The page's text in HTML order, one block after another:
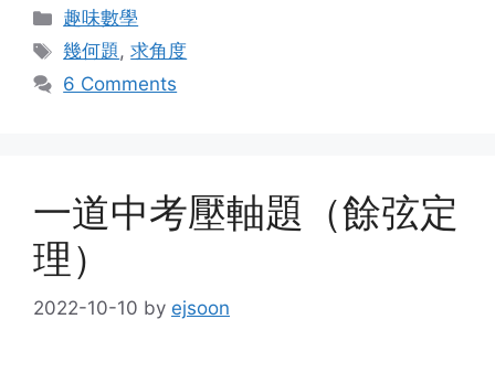
Categories
趣味數學
Tags
幾何題,求角度
6 Comments
一道中考壓軸題（餘弦定
理）
2022-10-10 by ejsoon